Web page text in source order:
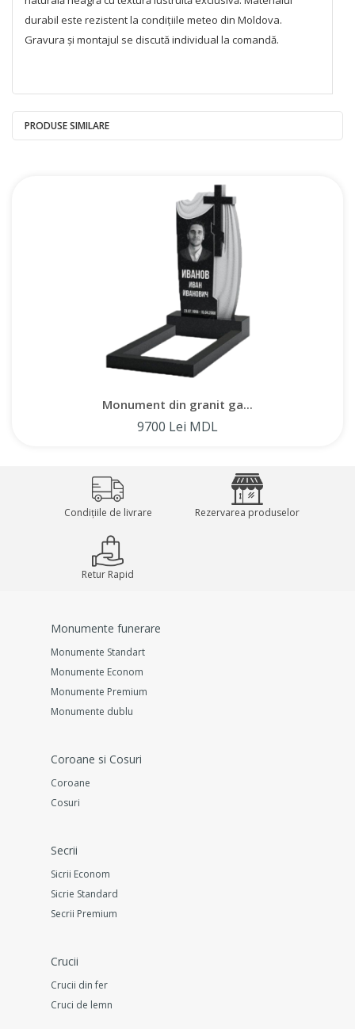
durabil este rezistent la condițiile meteo din Moldova.
Gravura și montajul se discută individual la comandă.
PRODUSE SIMILARE
Monument din granit ga...
9700 Lei MDL
Condițiile de livrare Rezervarea produselor
Retur Rapid
Monumente funerare
Monumente Standart
Monumente Econom
Monumente Premium
Monumente dublu
Coroane si Cosuri
Coroane
Cosuri
Secrii
Sicrii Econom
Sicrie Standard
Secrii Premium
Crucii
Crucii din fer
Cruci de lemn